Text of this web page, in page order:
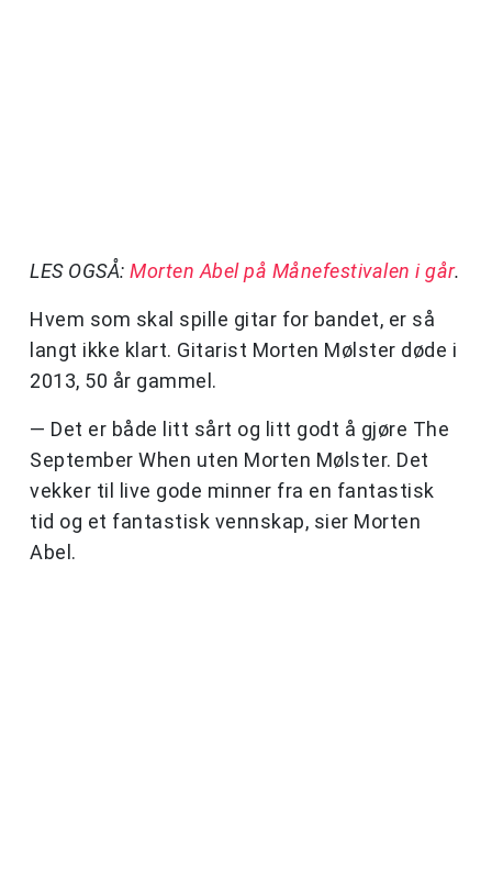
LES OGSÅ: Morten Abel på Månefestivalen i går.
Hvem som skal spille gitar for bandet, er så
langt ikke klart. Gitarist Morten Mølster døde i
2013, 50 år gammel.
— Det er både litt sårt og litt godt å gjøre The
September When uten Morten Mølster. Det
vekker til live gode minner fra en fantastisk
tid og et fantastisk vennskap, sier Morten
Abel.